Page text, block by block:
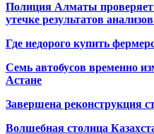
Полиция Алматы
утечке результатов
Где недорого купить
Семь автобусов временно
Астане
Завершена реконструкция
Волшебная столица